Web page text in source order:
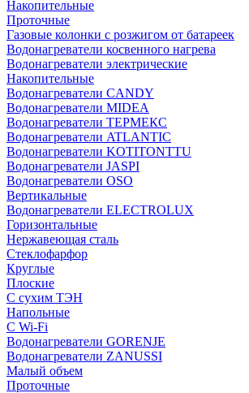
Накопительные
Проточные
Газовые колонки с розжигом от батареек
Водонагреватели косвенного нагрева
Водонагреватели электрические
Накопительные
Водонагреватели CANDY
Водонагреватели MIDEA
Водонагреватели ТЕРМЕКС
Водонагреватели ATLANTIC
Водонагреватели KOTITONTTU
Водонагреватели JASPI
Водонагреватели OSO
Вертикальные
Водонагреватели ELECTROLUX
Горизонтальные
Нержавеющая сталь
Стеклофарфор
Круглые
Плоские
С сухим ТЭН
Напольные
С Wi-Fi
Водонагреватели GORENJE
Водонагреватели ZANUSSI
Малый объем
Проточные